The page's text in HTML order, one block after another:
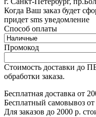
Когда Ваш заказ будет
придет sms уведомление
Способ оплаты
Промокод
Стоимость доставки до
обработки заказа.
Бесплатная доставка от
Бесплатный самовывоз от
Для заказов до 2000 р.